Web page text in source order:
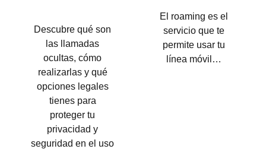
Descubre qué son
las llamadas
ocultas, cómo
realizarlas y qué
opciones legales
tienes para
proteger tu
privacidad y
seguridad en el uso
El roaming es el
servicio que te
permite usar tu
línea móvil…